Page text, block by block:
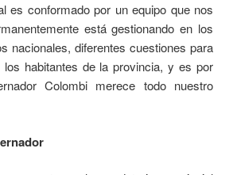
es conformado por un equipo que nos
está gestionando en los
nacionales, diferentes cuestiones para
habitantes de la provincia, y es por
Colombi merece todo nuestro